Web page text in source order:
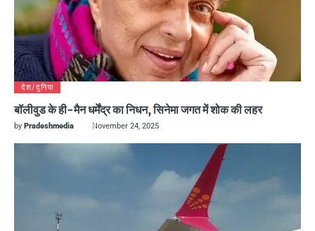
देश/दुनिया
बॉलीवुड के ही-मैन धर्मेंद्र का निधन, सिनेमा जगत में शोक की लहर
by Pradeshmedia November 24, 2025